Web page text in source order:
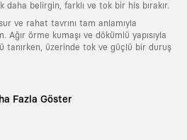
daha belirgin, farklı ve tok bir his bırakır.
ve rahat tavrını tam anlamıyla
Ağır örme kumaşı ve dökümlü yapısıyla
tanırken, üzerinde tok ve güçlü bir duruş
Fazla Göster